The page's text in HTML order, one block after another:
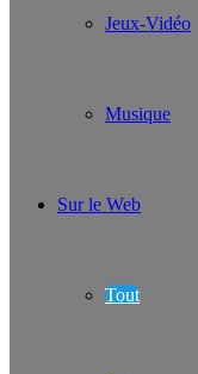
Jeux-Vidéo
Musique
Sur le Web
Tout